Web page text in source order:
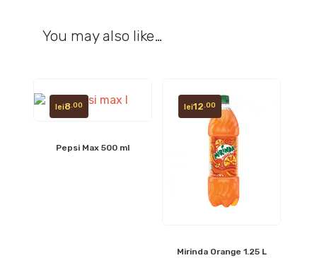
You may also like…
Pepsi Max 500 ml
lei8.00
Mirinda Orange 1.25 L
lei12.00